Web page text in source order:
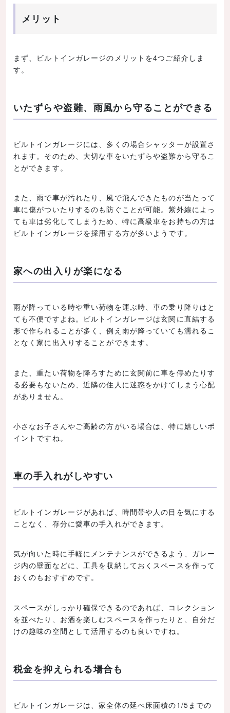
メリット
まず、ビルトインガレージのメリットを4つご紹介しま
す。
いたずらや盗難、雨風から守ることができる
ビルトインガレージには、多くの場合シャッターが設置さ
れます。そのため、大切な車をいたずらや盗難から守るこ
とができます。
また、雨で車が汚れたり、風で飛んできたものが当たって
車に傷がついたりするのも防ぐことが可能。紫外線によっ
ても車は劣化してしまうため、特に高級車をお持ちの方は
ビルトインガレージを採用する方が多いようです。
家への出入りが楽になる
雨が降っている時や重い荷物を運ぶ時、車の乗り降りはと
ても不便ですよね。ビルトインガレージは玄関に直結する
形で作られることが多く、例え雨が降っていても濡れるこ
となく家に出入りすることができます。
また、重たい荷物を降ろすために玄関前に車を停めたりす
る必要もないため、近隣の住人に迷惑をかけてしまう心配
がありません。
小さなお子さんやご高齢の方がいる場合は、特に嬉しいポ
イントですね。
車の手入れがしやすい
ビルトインガレージがあれば、時間帯や人の目を気にする
ことなく、存分に愛車の手入れができます。
気が向いた時に手軽にメンテナンスができるよう、ガレー
ジ内の壁面などに、工具を収納しておくスペースを作って
おくのもおすすめです。
スペースがしっかり確保できるのであれば、コレクション
を並べたり、お酒を楽しむスペースを作ったりと、自分だ
けの趣味の空間として活用するのも良いですね。
税金を抑えられる場合も
ビルトインガレージは、家全体の延べ床面積の1/5までの